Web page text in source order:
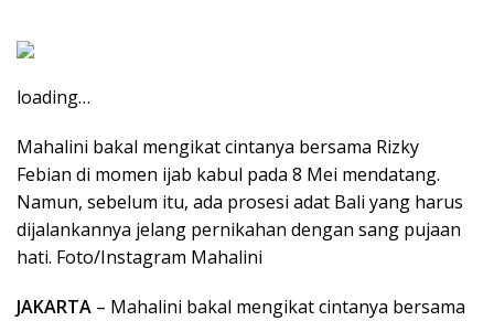
loading…
Mahalini bakal mengikat cintanya bersama Rizky
Febian di momen ijab kabul pada 8 Mei mendatang.
Namun, sebelum itu, ada prosesi adat Bali yang harus
dijalankannya jelang pernikahan dengan sang pujaan
hati. Foto/Instagram Mahalini
JAKARTA – Mahalini bakal mengikat cintanya bersama